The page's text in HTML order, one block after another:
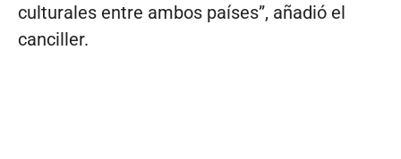
culturales entre ambos países”, añadió el
canciller.